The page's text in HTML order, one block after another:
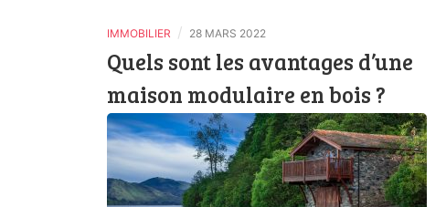
IMMOBILIER / 28 MARS 2022
Quels sont les avantages d’une
maison modulaire en bois ?